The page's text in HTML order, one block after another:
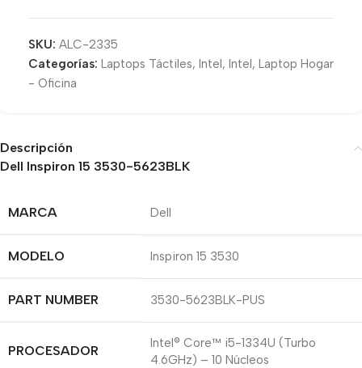
SKU: ALC-2335
Categorías: Laptops Táctiles, Intel, Intel, Laptop Hogar
- Oficina
Descripción
Dell Inspiron 15 3530-5623BLK
MARCA Dell
MODELO Inspiron 15 3530
PART NUMBER 3530-5623BLK-PUS
PROCESADOR
Intel® Core™ i5-1334U (Turbo
4.6GHz) – 10 Núcleos